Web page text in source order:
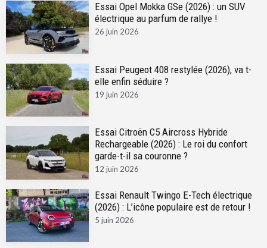
Essai Opel Mokka GSe (2026) : un SUV
électrique au parfum de rallye !
26 juin 2026
Essai Peugeot 408 restylée (2026), va t-
elle enfin séduire ?
19 juin 2026
Essai Citroën C5 Aircross Hybride
Rechargeable (2026) : Le roi du confort
garde-t-il sa couronne ?
12 juin 2026
Essai Renault Twingo E-Tech électrique
(2026) : L’icône populaire est de retour !
5 juin 2026